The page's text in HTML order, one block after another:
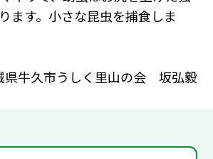
ます。小さな昆虫を捕食しま
県牛久市うしく里山の会 坂弘毅